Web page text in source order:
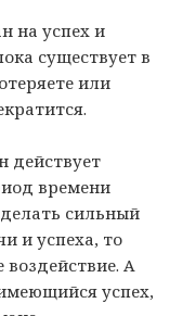
на успех и
существует в
или
действует
времени
сильный
и успеха, то
А
успех,